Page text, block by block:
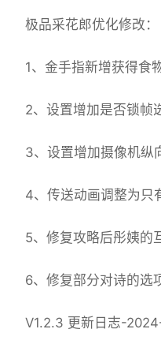
极品采花郎优化修改：
1、金手指新增获得食
2、设置增加是否锁帧
3、设置增加摄像机纵
4、传送动画调整为只
5、修复攻略后彤姨的
6、修复部分对诗的选
V1.2.3 更新日志-